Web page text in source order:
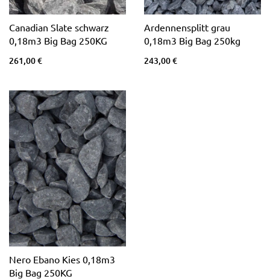
Canadian Slate schwarz
0,18m3 Big Bag 250KG
261,00 €
Ardennensplitt grau
0,18m3 Big Bag 250kg
243,00 €
Nero Ebano Kies 0,18m3
Big Bag 250KG